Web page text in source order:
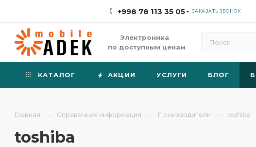
+998 78 113 35 05 ЗАКАЗАТЬ ЗВОНОК
Электроника
по доступным ценам
КАТАЛОГ АКЦИИ УСЛУГИ БЛОГ
Главная — Справочная информация — Производители — toshiba
toshiba